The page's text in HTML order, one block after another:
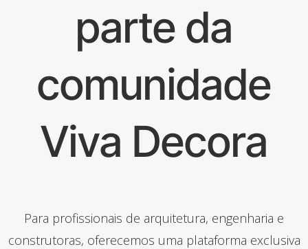
parte da
comunidade
Viva Decora
Para profissionais de arquitetura, engenharia e
construtoras, oferecemos uma plataforma exclusiva